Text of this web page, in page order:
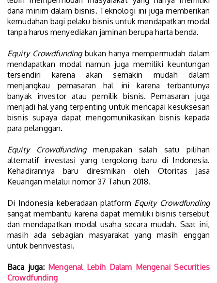
dana minim dalam bisnis. Teknologi ini juga memberikan
kemudahan bagi pelaku bisnis untuk mendapatkan modal
tanpa harus menyediakan jaminan berupa harta benda.
Equity Crowdfundingbukan hanya mempermudah dalam
mendapatkan modal namun juga memiliki keuntungan
tersendiri karena akan semakin mudah dalam
menjangkau pemasaran hal ini karena terbantunya
banyak investor atau pemilik bisnis. Pemasaran juga
menjadi hal yang terpenting untuk mencapai kesuksesan
bisnis supaya dapat mengomunikasikan bisnis kepada
para pelanggan.
Equity Crowdfundingmerupakan salah satu pilihan
alternatif investasi yang tergolong baru di Indonesia.
Kehadirannya baru diresmikan oleh Otoritas Jasa
Keuangan melalui nomor 37 Tahun 2018.
Di Indonesia keberadaan platform Equity Crowdfunding
sangat membantu karena dapat memiliki bisnis tersebut
dan mendapatkan modal usaha secara mudah. Saat ini,
masih ada sebagian masyarakat yang masih enggan
untuk berinvestasi.
Baca juga: Mengenal Lebih Dalam Mengenai Securities
Crowdfunding